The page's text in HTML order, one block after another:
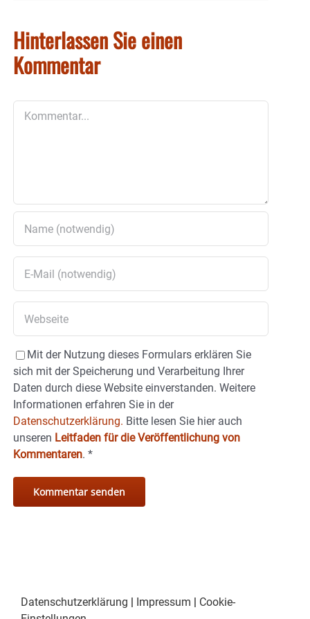
Hinterlassen Sie einen
Kommentar
Mit der Nutzung dieses Formulars erklären Sie
sich mit der Speicherung und Verarbeitung Ihrer
Daten durch diese Website einverstanden. Weitere
Informationen erfahren Sie in der
Datenschutzerklärung. Bitte lesen Sie hier auch
unseren Leitfaden für die Veröffentlichung von
Kommentaren. *
Datenschutzerklärung Impressum
Cookie-